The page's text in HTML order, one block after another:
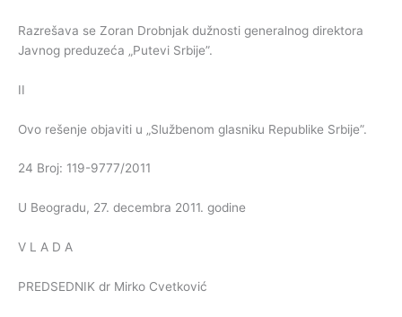
Razrešava se Zoran Drobnjak dužnosti generalnog direktora
Javnog preduzeća „Putevi Srbije”.
II
Ovo rešenje objaviti u „Službenom glasniku Republike Srbije”.
24 Broj: 119-9777/2011
U Beogradu, 27. decembra 2011. godine
V L A D A
PREDSEDNIK dr Mirko Cvetković